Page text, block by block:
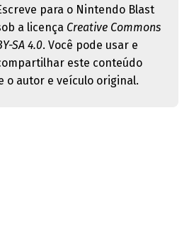
para o Nintendo Blast
a licença Creative Commons
SA 4.0. Você pode usar e
este conteúdo
o autor e veículo original.